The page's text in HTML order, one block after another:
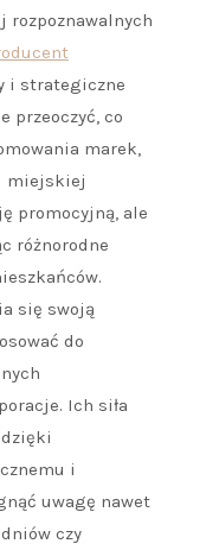
i strategiczne
przeoczyć, co
marek,
miejskiej
promocyjną, ale
różnorodne
się swoją
do
Ich siła
i
uwagę nawet
czy